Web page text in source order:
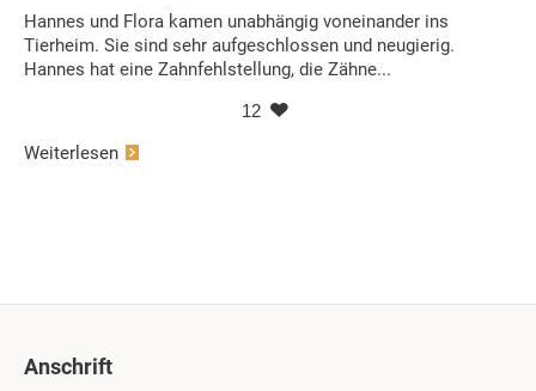
Hannes und Flora kamen unabhängig voneinander ins
Tierheim. Sie sind sehr aufgeschlossen und neugierig.
Hannes hat eine Zahnfehlstellung, die Zähne...
12
Weiterlesen
Anschrift